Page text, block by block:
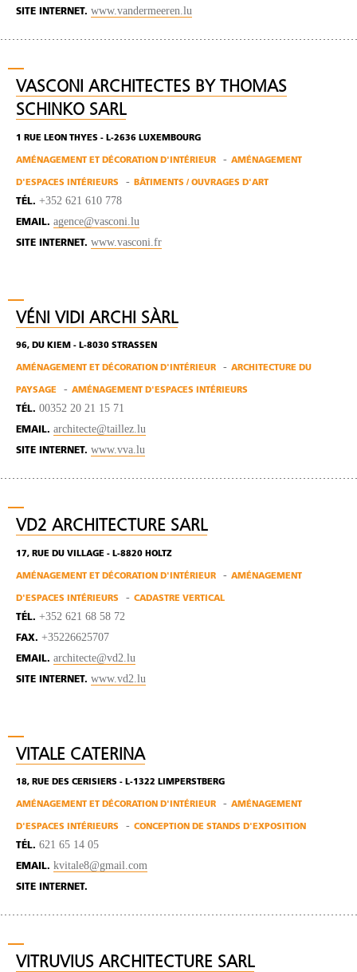
SITE INTERNET. www.vandermeeren.lu
VASCONI ARCHITECTES BY THOMAS
SCHINKO SARL
1 RUE LEON THYES - L-2636 LUXEMBOURG
AMÉNAGEMENT ET DÉCORATION D'INTÉRIEUR AMÉNAGEMENT
D'ESPACES INTÉRIEURS BÂTIMENTS / OUVRAGES D'ART
TÉL. +352 621 610 778
EMAIL. agence@vasconi.lu
SITE INTERNET. www.vasconi.fr
VÉNI VIDI ARCHI SÀRL
96, DU KIEM - L-8030 STRASSEN
AMÉNAGEMENT ET DÉCORATION D'INTÉRIEUR ARCHITECTURE DU
PAYSAGE AMÉNAGEMENT D'ESPACES INTÉRIEURS
TÉL. 00352 20 21 15 71
EMAIL. architecte@taillez.lu
SITE INTERNET. www.vva.lu
VD2 ARCHITECTURE SARL
17, RUE DU VILLAGE - L-8820 HOLTZ
AMÉNAGEMENT ET DÉCORATION D'INTÉRIEUR AMÉNAGEMENT
D'ESPACES INTÉRIEURS CADASTRE VERTICAL
TÉL. +352 621 68 58 72
FAX. +35226625707
EMAIL. architecte@vd2.lu
SITE INTERNET. www.vd2.lu
VITALE CATERINA
18, RUE DES CERISIERS - L-1322 LIMPERSTBERG
AMÉNAGEMENT ET DÉCORATION D'INTÉRIEUR AMÉNAGEMENT
D'ESPACES INTÉRIEURS CONCEPTION DE STANDS D'EXPOSITION
TÉL. 621 65 14 05
EMAIL. kvitale8@gmail.com
SITE INTERNET.
VITRUVIUS ARCHITECTURE SARL